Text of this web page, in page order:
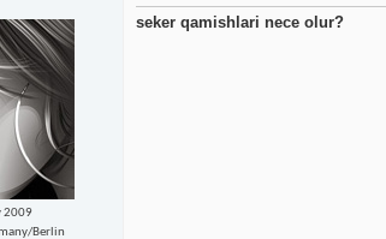
2009
Berlin
seker qamishlari nece olur?